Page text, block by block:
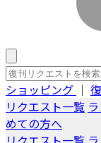
ショッピング ｜
リクエスト一覧
めての方へ